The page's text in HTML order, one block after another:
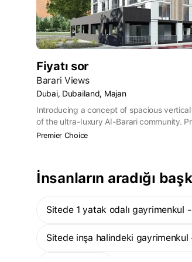
Fiyatı sor
Barari Views
Dubai, Dubailand, Majan
Introducing a concept of spacious
of the ultra-luxury Al-Barari community.
once again displayed its ability to
investors to future rental tenants, Barari
unique to offer to everyone
Premier Choice
İnsanların aradığı
Sitede 1 yatak odalı gayrimenkul
Sitede inşa halindeki